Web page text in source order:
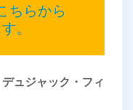
ちらから
。
ュジャック・フィ